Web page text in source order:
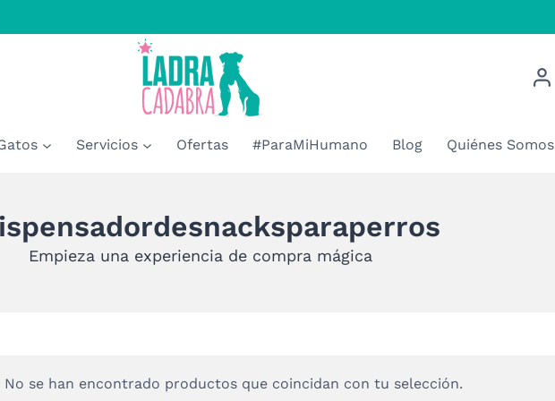
Servicios Ofertas #ParaMiHumano Blog Quiénes Somos
Empieza una experiencia de compra mágica
No se han encontrado productos que coincidan con tu selección.